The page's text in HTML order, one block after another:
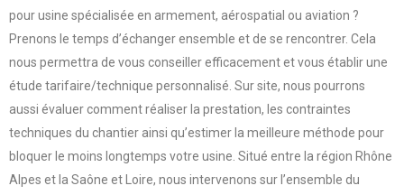
pour usine spécialisée en armement, aérospatial ou aviation ?
Prenons le temps d’échanger ensemble et de se rencontrer. Cela
nous permettra de vous conseiller efficacement et vous établir une
étude tarifaire/technique personnalisé. Sur site, nous pourrons
aussi évaluer comment réaliser la prestation, les contraintes
techniques du chantier ainsi qu’estimer la meilleure méthode pour
bloquer le moins longtemps votre usine. Situé entre la région Rhône
Alpes et la Saône et Loire, nous intervenons sur l’ensemble du